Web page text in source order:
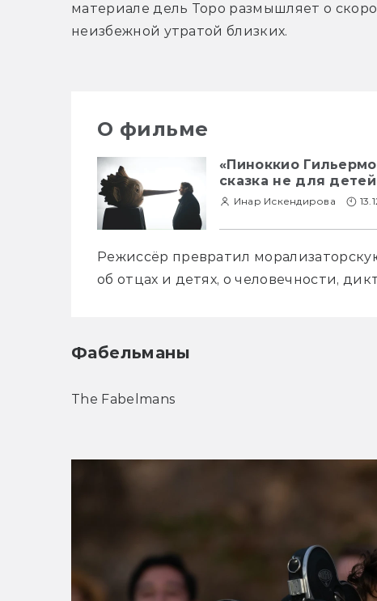
материале дель Торо размышляет о
неизбежной утратой близких.
О фильме
«Пиноккио
сказка не для детей
Инар Искендирова
Режиссёр превратил
об отцах и детях, о человечности,
Фабельманы
The Fabelmans